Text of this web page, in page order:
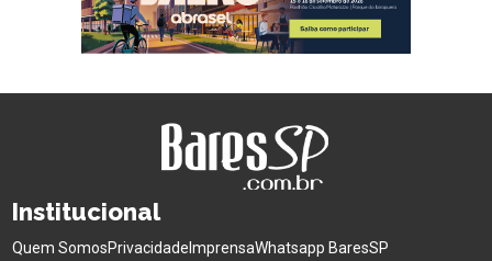
Institucional
Quem SomosPrivacidade ImprensaWhatsapp BaresSP